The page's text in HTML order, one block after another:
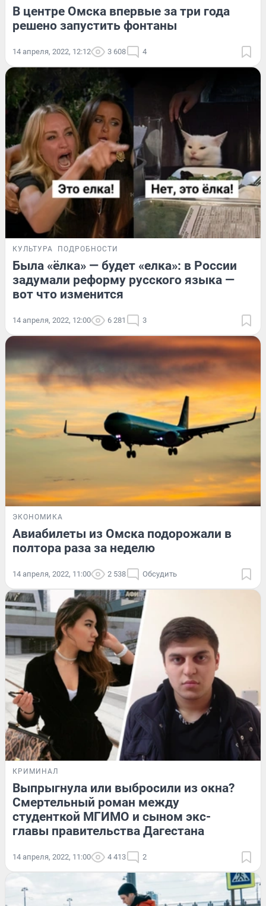
В центре Омска впервые за три года
решено запустить фонтаны
14 апреля, 2022, 12:12 3 608 4
КУЛЬТУРА ПОДРОБНОСТИ
Была «ёлка» — будет «елка»: в России
задумали реформу русского языка —
вот что изменится
14 апреля, 2022, 12:00 6 281 3
ЭКОНОМИКА
Авиабилеты из Омска подорожали в
полтора раза за неделю
14 апреля, 2022, 11:00 2 538 Обсудить
КРИМИНАЛ
Выпрыгнула или выбросили из окна?
Смертельный роман между
студенткой МГИМО и сыном экс-
главы правительства Дагестана
14 апреля, 2022, 11:00 4 413 2